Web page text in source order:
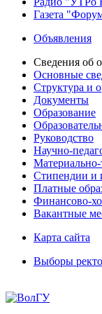
Газета
Объявления
Сведения об
Основные
Структура и
Документы
Образование
Руководство
Научно-
Материально-
Стипендии и
Платные
Финансово-
Вакантные
Карта сайта
Выборы